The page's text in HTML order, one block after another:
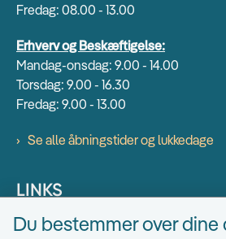
Fredag: 08.00 - 13.00
Erhverv og Beskæftigelse:
Mandag-onsdag: 9.00 - 14.00
Torsdag: 9.00 - 16.30
Fredag: 9.00 - 13.00
Se alle åbningstider og lukkedage
LINKS
Find EAN numre
Du bestemmer over dine